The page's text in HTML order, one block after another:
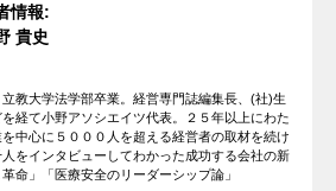
情報:
貴史
教大学法学部卒業。経営専門誌編集長、(社)生
経て小野アソシエイツ代表。２５年以上にわた
中心に５０００人を超える経営者の取材を続け
をインタビューしてわかった成功する会社の新
命」「医療安全のリーダーシップ論」